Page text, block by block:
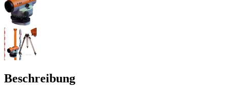
Beschreibung